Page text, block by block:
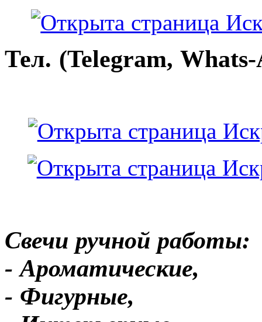
Тел. (Telegram,
Свечи ручной работы:
- Ароматические,
- Фигурные,